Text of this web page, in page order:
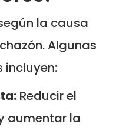
la causa
Algunas
incluyen:
Reducir el
aumentar la